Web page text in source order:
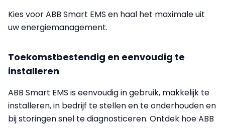
Kies voor ABB Smart EMS en haal het maximale uit
uw energiemanagement.
Toekomstbestendig en eenvoudig te
installeren
ABB Smart EMS is eenvoudig in gebruik, makkelijk te
installeren, in bedrijf te stellen en te onderhouden en
bij storingen snel te diagnosticeren. Ontdek hoe ABB